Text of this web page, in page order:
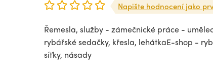
Napište hodnocení jako
Řemesla, služby - zámečnické práce -
rybářské sedačky, křesla, lehátkaE-shop -
síťky, násady